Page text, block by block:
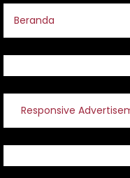
Beranda
Responsive